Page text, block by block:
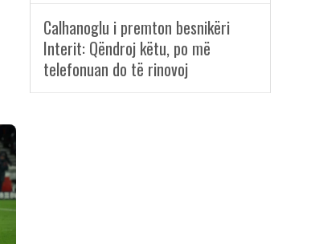
Calhanoglu i premton besnikëri
Interit: Qëndroj këtu, po më
telefonuan do të rinovoj